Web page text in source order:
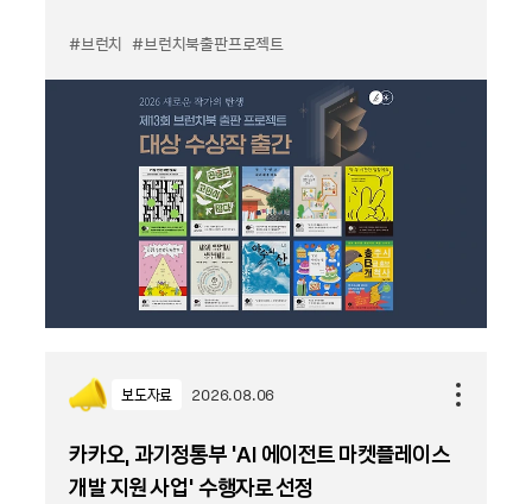
#브런치 #브런치북출판프로젝트
보도자료 2026.08.06
카카오, 과기정통부 ‘AI 에이전트 마켓플레이스
개발 지원 사업’ 수행자로 선정